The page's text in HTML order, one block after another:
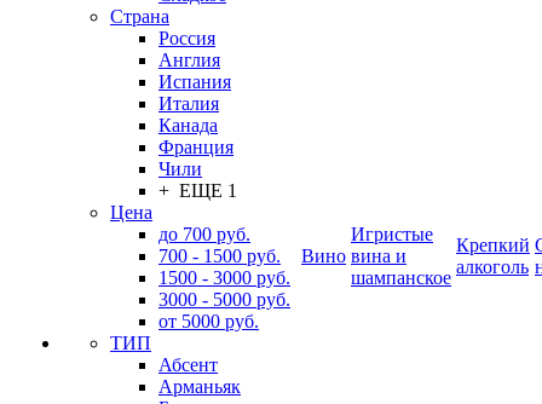
Страна
Россия
Англия
Испания
Италия
Канада
Франция
Чили
+ ЕЩЕ 1
Цена
до 700 руб.
700 - 1500 руб.
1500 - 3000 руб.
3000 - 5000 руб.
от 5000 руб.
ТИП
Абсент
Арманьяк
Вино
Игристые
вина и
шампанское
Крепкий
алкоголь